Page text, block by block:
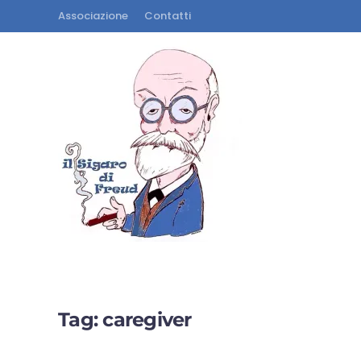
Associazione Contatti
Tag:caregiver